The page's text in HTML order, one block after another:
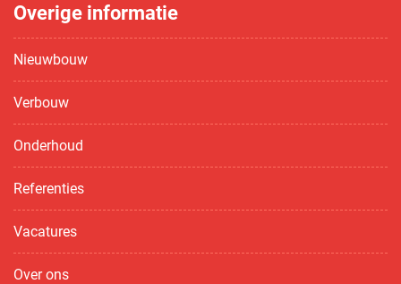
Overige informatie
Nieuwbouw
Verbouw
Onderhoud
Referenties
Vacatures
Over ons